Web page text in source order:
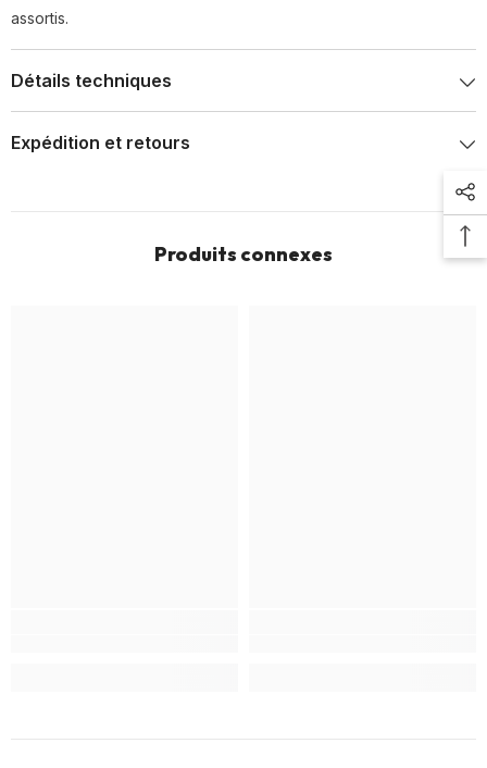
assortis.
Détails techniques
Expédition et retours
Produits connexes